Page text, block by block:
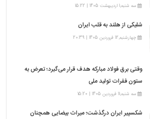
سه شنبه,1 اردیبهشت 1405 | 15:22
شلیکی از هلند به قلب ایران
چهارشنبه,12 فروردین 1405 | 20:39
وقتی برق فولاد مبارکه هدف قرار می‌گیرد؛ تعرض به
ستون فقرات تولید ملی
سه شنبه,11 فروردین 1405 | 15:20
شکسپیر ایران درگذشت؛ میراث بیضایی همچنان